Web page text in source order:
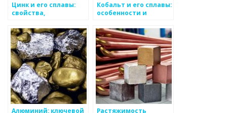
Цинк и его сплавы:
свойства,
особенности
Кобальт и его сплавы:
особенности и
Алюминий: ключевой Растяжимость